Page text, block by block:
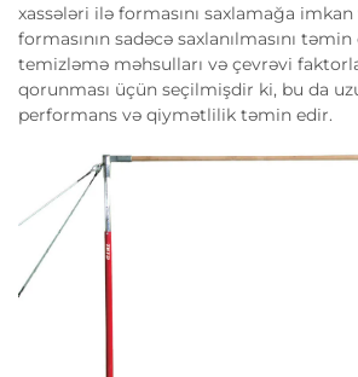
xassələri ilə formasını saxlamağa
formasının sadəcə saxlanılmasını
temizləmə məhsulları və çevrəvi
qorunması üçün seçilmişdir ki, bu da
performans və qiymətlilik təmin edir.